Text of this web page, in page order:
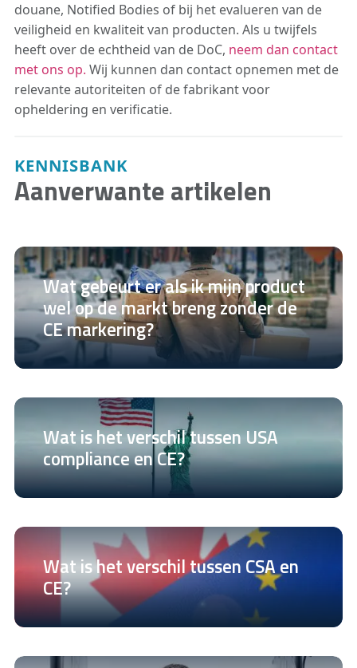
douane, Notified Bodies of bij het evalueren van de
veiligheid en kwaliteit van producten. Als u twijfels
heeft over de echtheid van de DoC, neem dan contact
met ons op. Wij kunnen dan contact opnemen met de
relevante autoriteiten of de fabrikant voor
opheldering en verificatie.
KENNISBANK
Aanverwante artikelen
Wat gebeurt er als ik mijn product
wel op de markt breng zonder de
CE markering?
Wat is het verschil tussen USA
compliance en CE?
Wat is het verschil tussen CSA en
CE?